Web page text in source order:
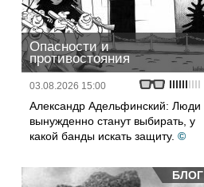
Опасности и
противостояния
03.08.2026 15:00
Александр Адельфинский: Люди
вынужденно станут выбирать, у
какой банды искать защиту. ©
БЛОГ